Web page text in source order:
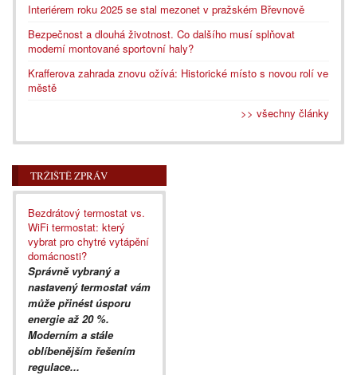
Interiérem roku 2025 se stal mezonet v pražském Břevnově
Bezpečnost a dlouhá životnost. Co dalšího musí splňovat
moderní montované sportovní haly?
Krafferova zahrada znovu ožívá: Historické místo s novou rolí ve
městě
>> všechny články
TRŽIŠTĚ ZPRÁV
Bezdrátový termostat vs.
WiFi termostat: který
vybrat pro chytré vytápění
domácnosti?
Správně vybraný a
nastavený termostat vám
může přinést úsporu
energie až 20 %.
Moderním a stále
oblíbenějším řešením
regulace...